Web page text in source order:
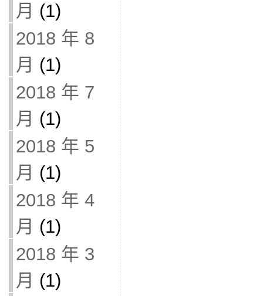
月 (1)
2018 年 8
月 (1)
2018 年 7
月 (1)
2018 年 5
月 (1)
2018 年 4
月 (1)
2018 年 3
月 (1)